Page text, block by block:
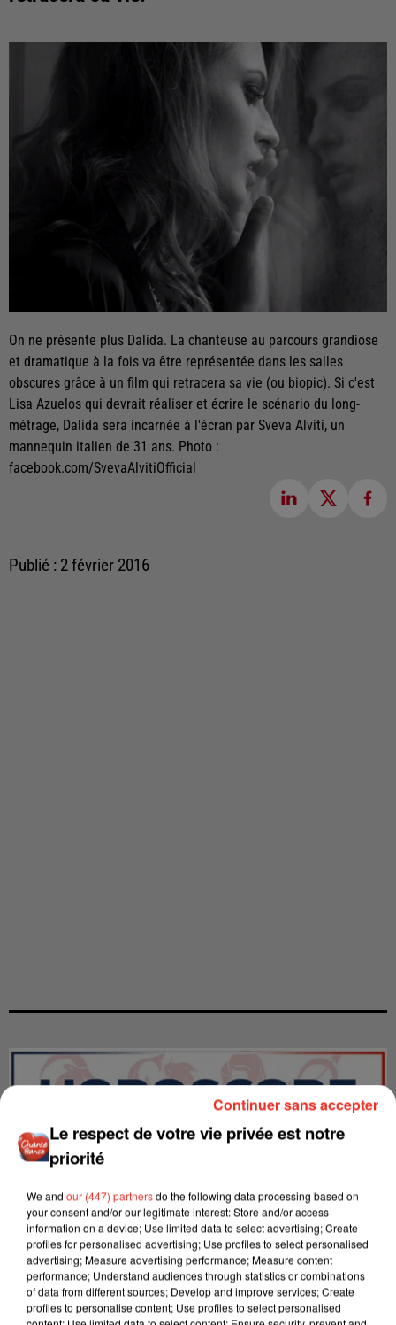
On ne présente plus Dalida. La chanteuse au parcours grandiose
et dramatique à la fois va être représentée dans les salles
obscures grâce à un film qui retracera sa vie (ou biopic). Si c'est
Lisa Azuelos qui devrait réaliser et écrire le scénario du long-
métrage, Dalida sera incarnée à l'écran par Sveva Alviti, un
mannequin italien de 31 ans. Photo :
facebook.com/SvevaAlvitiOfficial
Publié : 2 février 2016
LES INTERVIEWS CHANTE
FRANCE
Voir plus
Le respect de votre vie privée est notre
priorité
We and our (447) partnersdo the following data processing based on
your consent and/or our legitimate interest: Store and/or access
information on a device; Use limited data to select advertising; Create
profiles for personalised advertising; Use profiles to select personalised
advertising; Measure advertising performance; Measure content
performance; Understand audiences through statistics or combinations
of data from different sources; Develop and improve services; Create
profiles to personalise content; Use profiles to select personalised
Continuer sans accepter